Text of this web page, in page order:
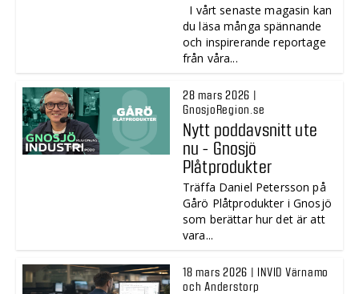
I vårt senaste magasin kan
du läsa många spännande
och inspirerande reportage
från våra...
28 mars 2026 |
GnosjoRegion.se
Nytt poddavsnitt ute
nu - Gnosjö
Plåtprodukter
Träffa Daniel Petersson på
Gårö Plåtprodukter i Gnosjö
som berättar hur det är att
vara...
18 mars 2026 | INVID Värnamo
och Anderstorp